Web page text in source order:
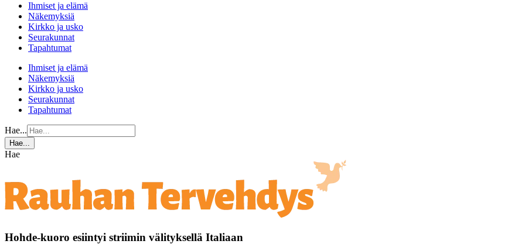
Ihmiset ja elämä
Näkemyksiä
Kirkko ja usko
Seurakunnat
Tapahtumat
Ihmiset ja elämä
Näkemyksiä
Kirkko ja usko
Seurakunnat
Tapahtumat
Hae...
Hae...
Hae
Hohde-kuoro esiintyi striimin välityksellä Italiaan